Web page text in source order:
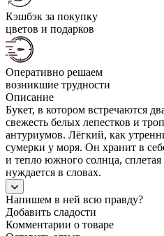
Кэшбэк за покупку
цветов и подарков
Оперативно решаем
возникшие трудности
Описание
Букет, в котором встречаются
свежесть белых лепестков и
антуриумов. Лёгкий, как
сумерки у моря. Он хранит в
и тепло южного солнца,
нуждается в словах.
Напишем в ней всю правду?
Добавить сладости
Комментарии о товаре